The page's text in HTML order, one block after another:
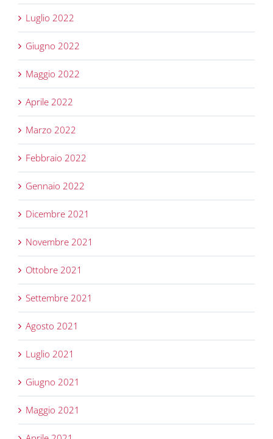
Luglio 2022
Giugno 2022
Maggio 2022
Aprile 2022
Marzo 2022
Febbraio 2022
Gennaio 2022
Dicembre 2021
Novembre 2021
Ottobre 2021
Settembre 2021
Agosto 2021
Luglio 2021
Giugno 2021
Maggio 2021